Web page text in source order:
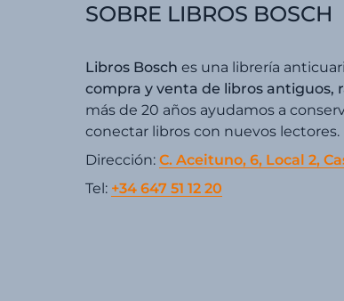
SOBRE LIBROS BOSCH
Libros Bosch es una librería
compra y venta de libros antiguos,
más de 20 años ayudamos a
conectar libros con nuevos lectores.
Dirección: C. Aceituno, 6, Local 2,
Tel: +34 647 51 12 20